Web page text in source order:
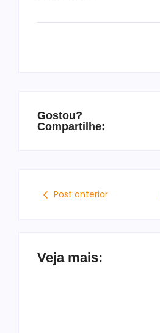
Gostou?
Compartilhe:
Post anterior
Veja mais: